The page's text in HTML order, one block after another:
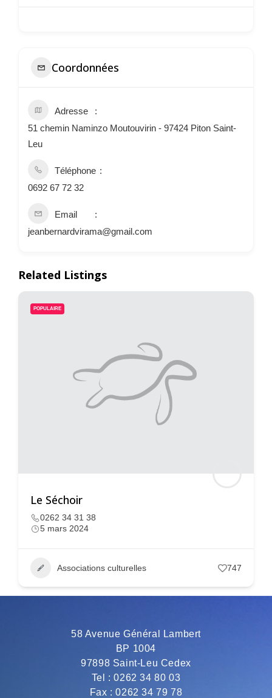
Coordonnées
Adresse
51 chemin Naminzo Moutouvirin - 97424 Piton Saint-
Leu
Téléphone
0692 67 72 32
Email
jeanbernardvirama@gmail.com
Related Listings
POPULAIRE
Le Séchoir
0262 34 31 38
5 mars 2024
Associations culturelles 747
58 Avenue Général Lambert
BP 1004
97898 Saint-Leu Cedex
Tel : 0262 34 80 03
Fax : 0262 34 79 78